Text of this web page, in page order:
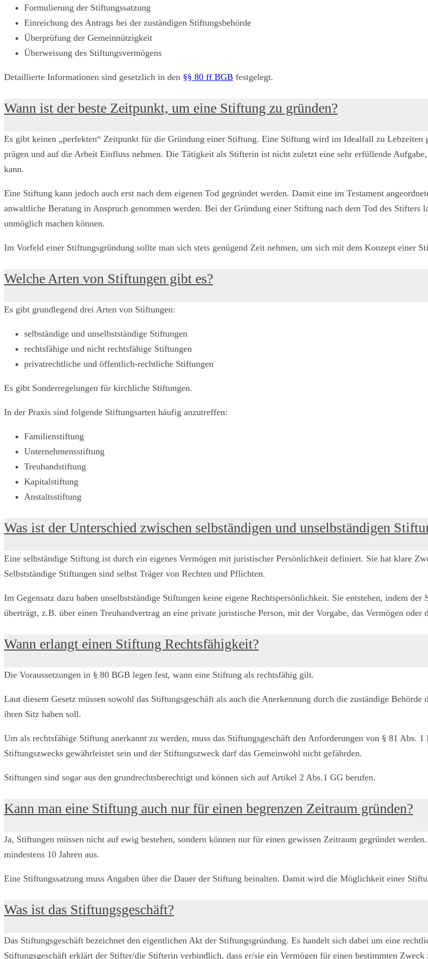
Formulierung der Stiftungssatzung
Einreichung des Antrags bei der zuständigen Stiftungsbehörde
Überprüfung der Gemeinnützigkeit
Überweisung des Stiftungsvermögens
Detaillierte Informationen sind gesetzlich in den §§ 80 ff BGB festgelegt.
Wann ist der beste Zeitpunkt, um eine Stiftung zu gründen?
Es gibt keinen „perfekten“ Zeitpunkt für die Gründung einer Stiftung. Eine Stiftung wird im Idealfall zu Lebzeiten
prägen und auf die Arbeit Einfluss nehmen. Die Tätigkeit als Stifterin ist nicht zuletzt eine sehr erfüllende
kann.
Eine Stiftung kann jedoch auch erst nach dem eigenen Tod gegründet werden. Damit eine im Testament
anwaltliche Beratung in Anspruch genommen werden. Bei der Gründung einer Stiftung nach dem Tod des
unmöglich machen können.
Im Vorfeld einer Stiftungsgründung sollte man sich stets genügend Zeit nehmen, um sich mit dem Konzept einer
Welche Arten von Stiftungen gibt es?
Es gibt grundlegend drei Arten von Stiftungen:
selbständige und unselbstständige Stiftungen
rechtsfähige und nicht rechtsfähige Stiftungen
privatrechtliche und öffentlich-rechtliche Stiftungen
Es gibt Sonderregelungen für kirchliche Stiftungen.
In der Praxis sind folgende Stiftungsarten häufig anzutreffen:
Familienstiftung
Unternehmensstiftung
Treuhandstiftung
Kapitalstiftung
Anstaltsstiftung
Was ist der Unterschied zwischen selbständigen und unselbständigen
Eine selbständige Stiftung ist durch ein eigenes Vermögen mit juristischer Persönlichkeit definiert. Sie hat klare
Selbstständige Stiftungen sind selbst Träger von Rechten und Pflichten.
Im Gegensatz dazu haben unselbstständige Stiftungen keine eigene Rechtspersönlichkeit. Sie entstehen, indem der
überträgt, z.B. über einen Treuhandvertrag an eine private juristische Person, mit der Vorgabe, das Vermögen
Wann erlangt einen Stiftung Rechtsfähigkeit?
Die Voraussetzungen in § 80 BGB legen fest, wann eine Stiftung als rechtsfähig gilt.
Laut diesem Gesetz müssen sowohl das Stiftungsgeschäft als auch die Anerkennung durch die zuständige
ihren Sitz haben soll.
Um als rechtsfähige Stiftung anerkannt zu werden, muss das Stiftungsgeschäft den Anforderungen von § 81 Abs.
Stiftungszwecks gewährleistet sein und der Stiftungszweck darf das Gemeinwohl nicht gefährden.
Stiftungen sind sogar aus den grundrechtsberechtigt und können sich auf Artikel 2 Abs.1 GG berufen.
Kann man eine Stiftung auch nur für einen begrenzen Zeitraum gründen?
Ja, Stiftungen müssen nicht auf ewig bestehen, sondern können nur für einen gewissen Zeitraum gegründet
mindestens 10 Jahren aus.
Eine Stiftungssatzung muss Angaben über die Dauer der Stiftung beinalten. Damit wird die Möglichkeit einer
Was ist das Stiftungsgeschäft?
Das Stiftungsgeschäft bezeichnet den eigentlichen Akt der Stiftungsgründung. Es handelt sich dabei um eine
Stiftungsgeschäft erklärt der Stifter/die Stifterin verbindlich, dass er/sie ein Vermögen für einen bestimmten